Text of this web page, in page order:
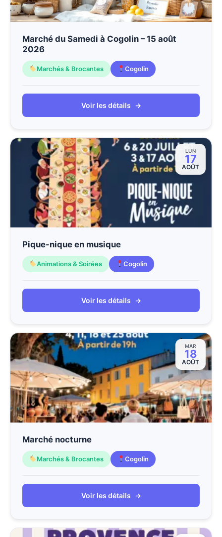
Marché du Samedi à Cogolin – 15 août
2026
Marchés & Brocantes Cogolin
Voir les détails →
LUN
17
AOÛT
Pique-nique en musique
Animations & Soirées Cogolin
Voir les détails →
MAR
18
AOÛT
Marché nocturne
Marchés & Brocantes Cogolin
Voir les détails →